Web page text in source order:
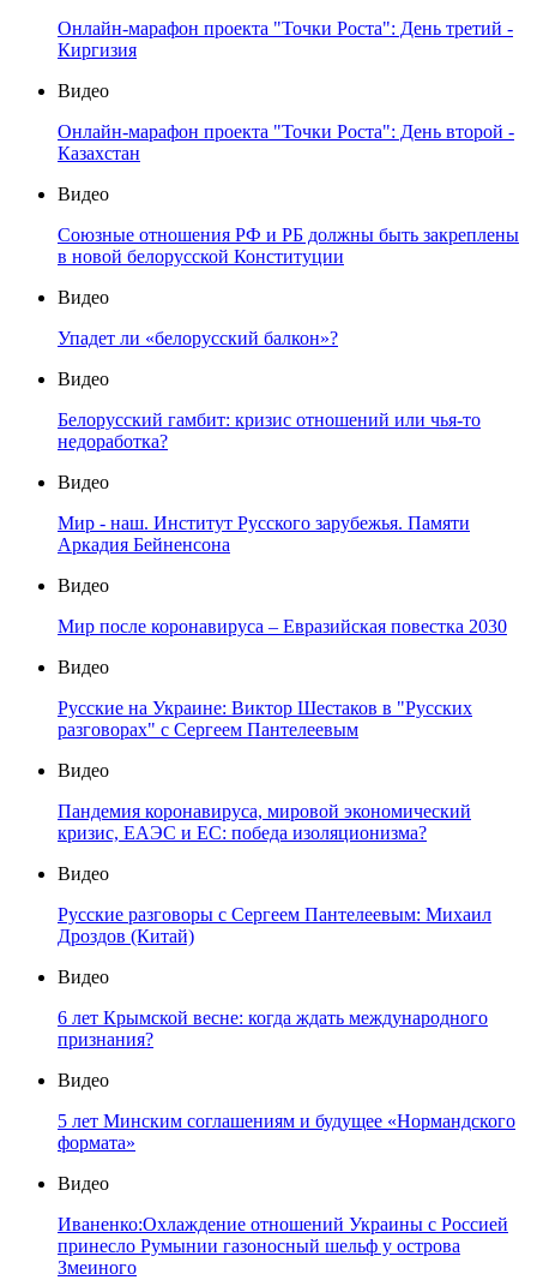
Онлайн-марафон проекта "Точки Роста": День третий -
Киргизия
Видео
Онлайн-марафон проекта "Точки Роста": День второй -
Казахстан
Видео
Союзные отношения РФ и РБ должны быть закреплены
в новой белорусской Конституции
Видео
Упадет ли «белорусский балкон»?
Видео
Белорусский гамбит: кризис отношений или чья-то
недоработка?
Видео
Мир - наш. Институт Русского зарубежья. Памяти
Аркадия Бейненсона
Видео
Мир после коронавируса – Евразийская повестка 2030
Видео
Русские на Украине: Виктор Шестаков в "Русских
разговорах" с Сергеем Пантелеевым
Видео
Пандемия коронавируса, мировой экономический
кризис, ЕАЭС и ЕС: победа изоляционизма?
Видео
Русские разговоры с Сергеем Пантелеевым: Михаил
Дроздов (Китай)
Видео
6 лет Крымской весне: когда ждать международного
признания?
Видео
5 лет Минским соглашениям и будущее «Нормандского
формата»
Видео
Иваненко:Охлаждение отношений Украины с Россией
принесло Румынии газоносный шельф у острова
Змеиного